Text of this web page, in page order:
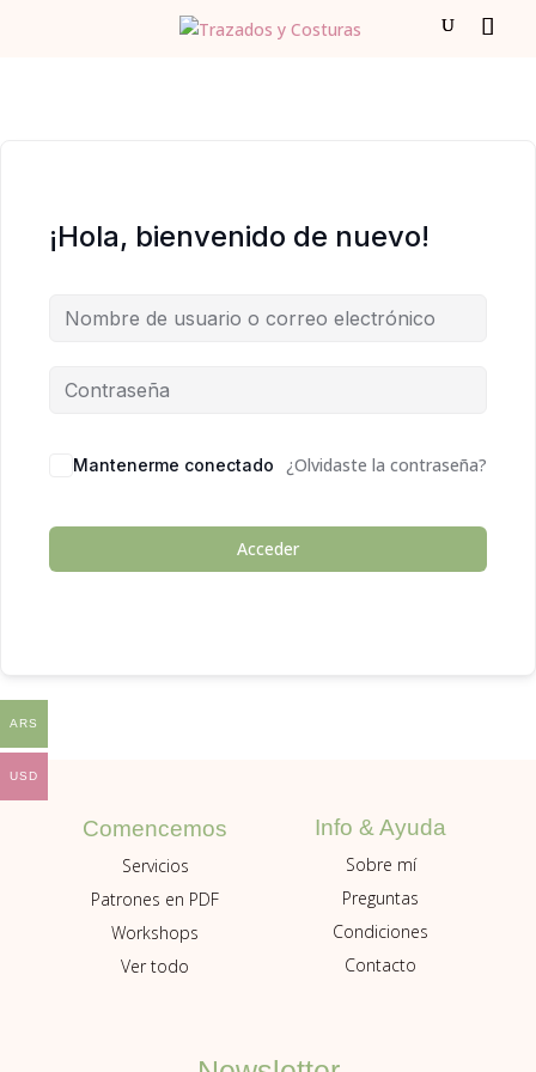
¡Hola, bienvenido de nuevo!
Mantenerme conectado ¿Olvidaste la contraseña?
Acceder
Comencemos
Servicios
Patrones en PDF
Workshops
Ver todo
Info & Ayuda
Sobre mí
Preguntas
Condiciones
Contacto
ARS
USD